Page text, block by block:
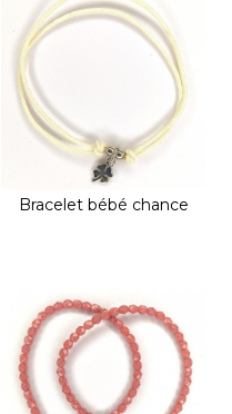
Bracelet bébé chance